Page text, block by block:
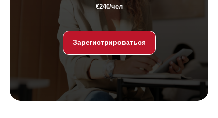
€240/чел
Зарегистрироваться